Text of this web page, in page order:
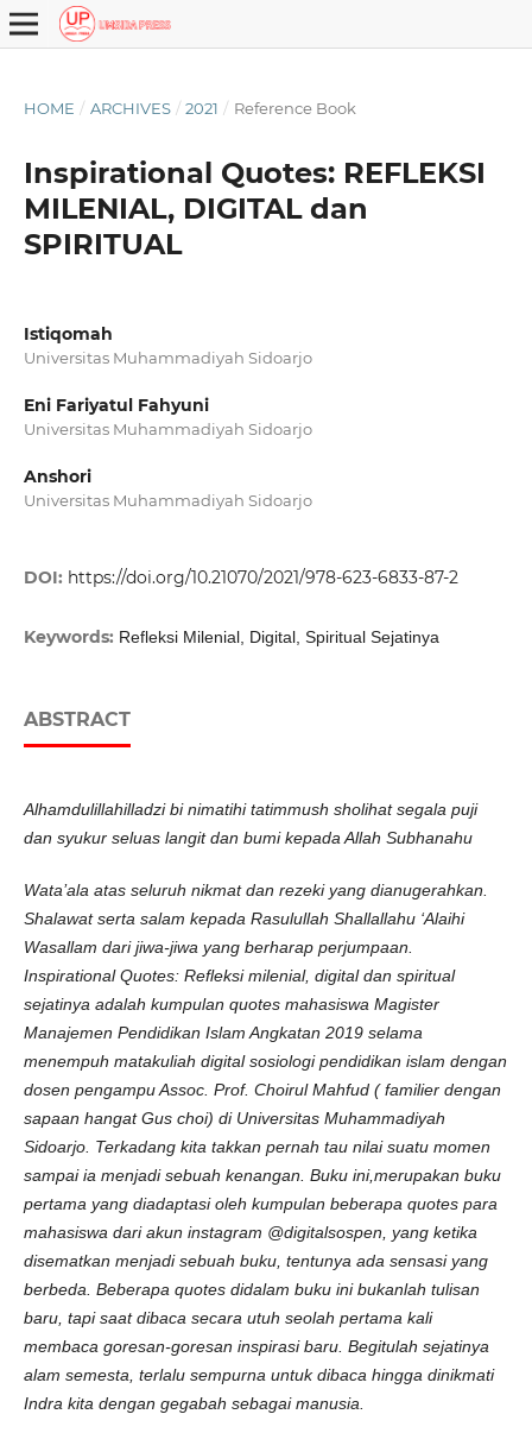
HOME / ARCHIVES / 2021 / Reference Book
Inspirational Quotes: REFLEKSI
MILENIAL, DIGITAL dan
SPIRITUAL
Istiqomah
Universitas Muhammadiyah Sidoarjo
Eni Fariyatul Fahyuni
Universitas Muhammadiyah Sidoarjo
Anshori
Universitas Muhammadiyah Sidoarjo
DOI: https://doi.org/10.21070/2021/978-623-6833-87-2
Keywords: Refleksi Milenial, Digital, Spiritual Sejatinya
ABSTRACT
Alhamdulillahilladzi bi nimatihi tatimmush sholihat segala puji
dan syukur seluas langit dan bumi kepada Allah Subhanahu
Wata’ala atas seluruh nikmat dan rezeki yang dianugerahkan.
Shalawat serta salam kepada Rasulullah Shallallahu ‘Alaihi
Wasallam dari jiwa-jiwa yang berharap perjumpaan.
Inspirational Quotes: Refleksi milenial, digital dan spiritual
sejatinya adalah kumpulan quotes mahasiswa Magister
Manajemen Pendidikan Islam Angkatan 2019 selama
menempuh matakuliah digital sosiologi pendidikan islam dengan
dosen pengampu Assoc. Prof. Choirul Mahfud ( familier dengan
sapaan hangat Gus choi) di Universitas Muhammadiyah
Sidoarjo. Terkadang kita takkan pernah tau nilai suatu momen
sampai ia menjadi sebuah kenangan. Buku ini,merupakan buku
pertama yang diadaptasi oleh kumpulan beberapa quotes para
mahasiswa dari akun instagram @digitalsospen, yang ketika
disematkan menjadi sebuah buku, tentunya ada sensasi yang
berbeda. Beberapa quotes didalam buku ini bukanlah tulisan
baru, tapi saat dibaca secara utuh seolah pertama kali
membaca goresan-goresan inspirasi baru. Begitulah sejatinya
alam semesta, terlalu sempurna untuk dibaca hingga dinikmati
Indra kita dengan gegabah sebagai manusia.